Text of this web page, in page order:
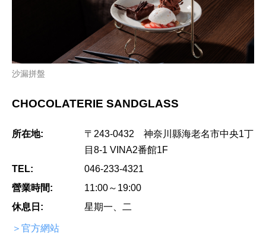
沙漏拼盤
CHOCOLATERIE SANDGLASS
所在地:
〒243-0432 神奈川縣海老名市中央1丁
目8-1 VINA2番館1F
TEL:
046-233-4321
營業時間:
11:00～19:00
休息日:
星期一、二
＞官方網站